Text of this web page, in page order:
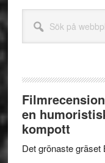
webbplatsen
en
kompott
Det grönaste